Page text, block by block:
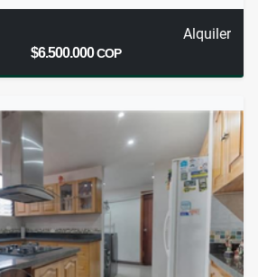
Alquiler
$6.500.000COP